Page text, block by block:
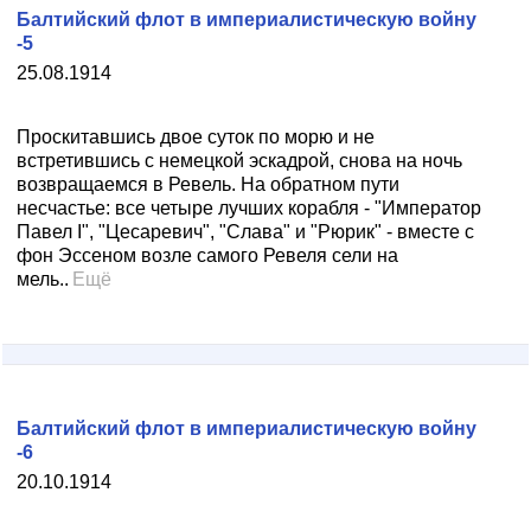
25.08.1914
Балтийский флот в империалистическую войну
-5
Проскитавшись двое суток по морю и не
встретившись с немецкой эскадрой, снова на ночь
возвращаемся в Ревель. На обратном пути
несчастье: все четыре лучших корабля - "Император
Павел I", "Цесаревич", "Слава" и "Рюрик" - вместе с
фон Эссеном возле самого Ревеля сели на
мель.. Ещё
20.10.1914
Балтийский флот в империалистическую войну
-6